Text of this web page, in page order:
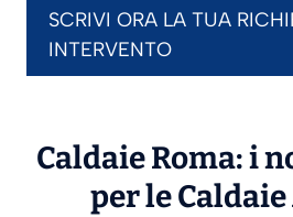
SCRIVI ORA LA TUA
INTERVENTO
Caldaie Roma: i
per le Caldaie